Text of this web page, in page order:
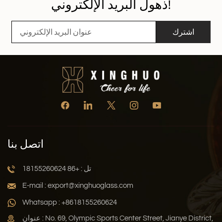
ذهول البريد الإلكتروني!
اشترك
اتصل بنا
تل : +86 18155260624
E-mail : export@xinghuoglass.com
Whatsapp : +8618155260624
عنوان : No. 69, Olympic Sports Center Street, Jianye District,